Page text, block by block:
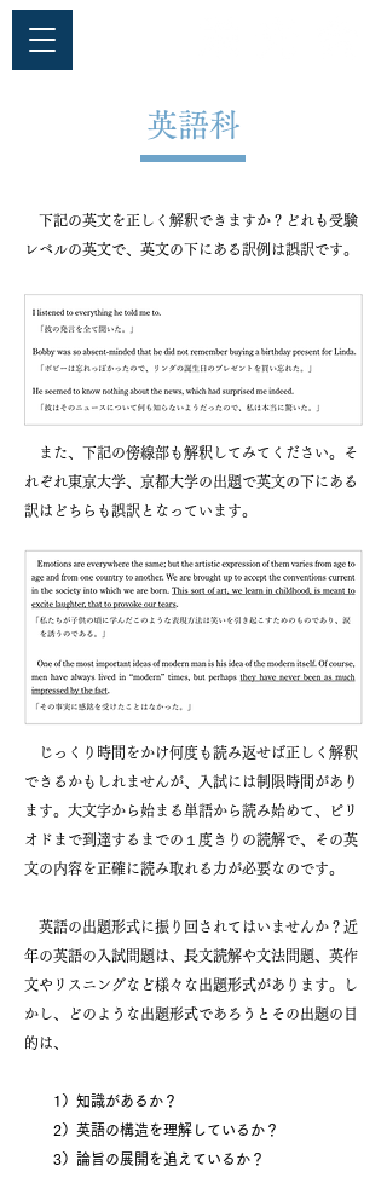
​英語科
下記の英文を正しく解釈できますか？どれも受験
レベルの英文で、英文の下にある訳例は誤訳です。
また、下記の傍線部も解釈してみてください。そ
れぞれ東京大学、京都大学の出題で英文の下にある
訳はどちらも誤訳となっています。
じっくり時間をかけ何度も読み返せば正しく解釈
できるかもしれませんが、入試には制限時間があり
ます。大文字から始まる単語から読み始めて、ピリ
オドまで到達するまでの１度きりの読解で、その英
文の内容を正確に読み取れる力が必要なのです。
英語の出題形式に振り回されてはいませんか？近
年の英語の入試問題は、長文読解や文法問題、英作
文やリスニングなど様々な出題形式があります。し
かし、どのような出題形式であろうとその出題の目
的は、
1）知識があるか？
2）英語の構造を理解しているか？
3）論旨の展開を追えているか？